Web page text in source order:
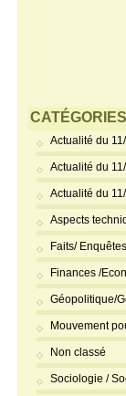
CATÉGORIES
Actualité du
Actualité du
Actualité du
Aspects
Faits/
Finances /
Géopolitique/
Mouvement
Non classé
Sociologie /